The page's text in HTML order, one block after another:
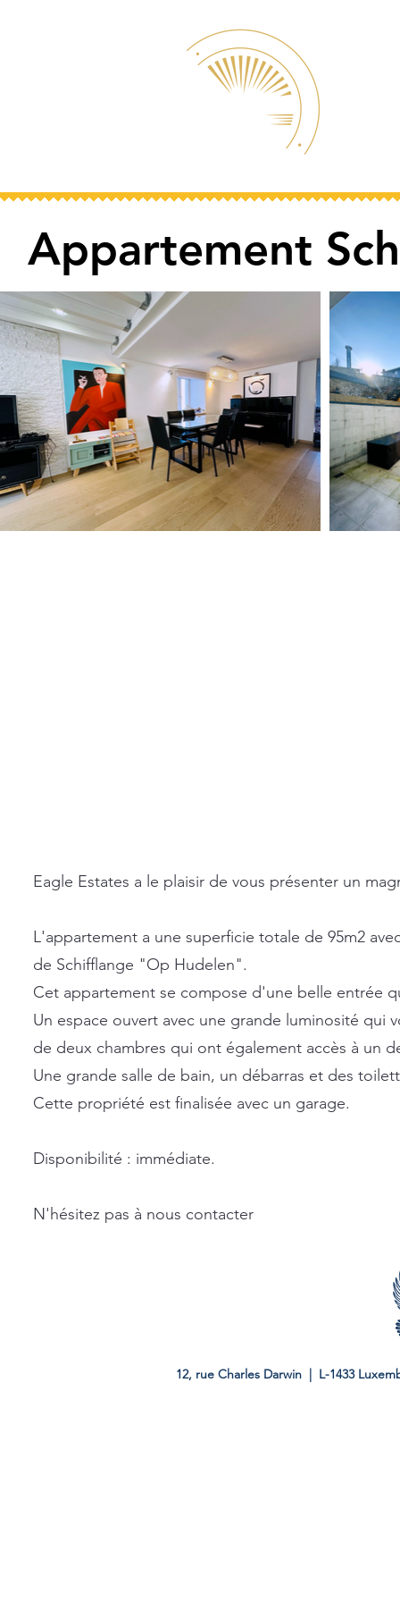
Appartement
Eagle Estates a le plaisir de vous présenter un
L'appartement a une superficie totale de 95m2
de Schifflange "Op Hudelen".
Cet appartement se compose d'une belle entrée
Un espace ouvert avec une grande luminosité qui
de deux chambres qui ont également accès à un
Une grande salle de bain, un débarras et des
Cette propriété est finalisée avec un garage.
Disponibilité : immédiate.
N'hésitez pas à nous contacter
12, rue Charles Darwin | L-1433